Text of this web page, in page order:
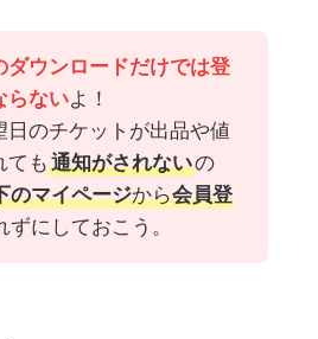
ダウンロードだけでは登
らないよ！
日のチケットが出品や値
ても 通知がされないの
のマイページから会員登
ずにしておこう。